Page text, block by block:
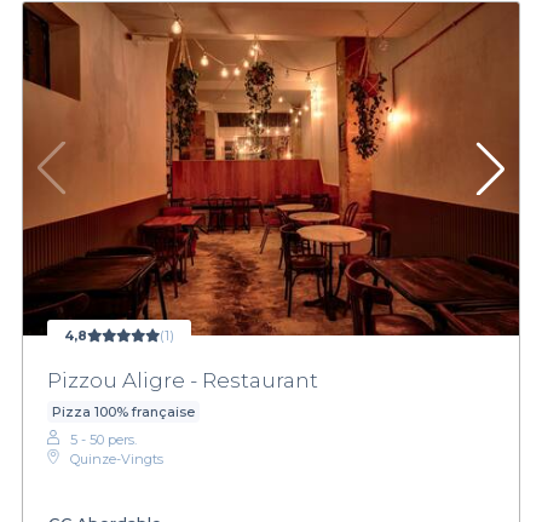
4,8 (1)
Pizzou Aligre - Restaurant
Pizza 100% française
5 - 50 pers.
Quinze-Vingts